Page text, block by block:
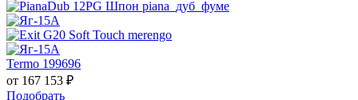
Termo 199696
от 167 153 ₽
Подобрать